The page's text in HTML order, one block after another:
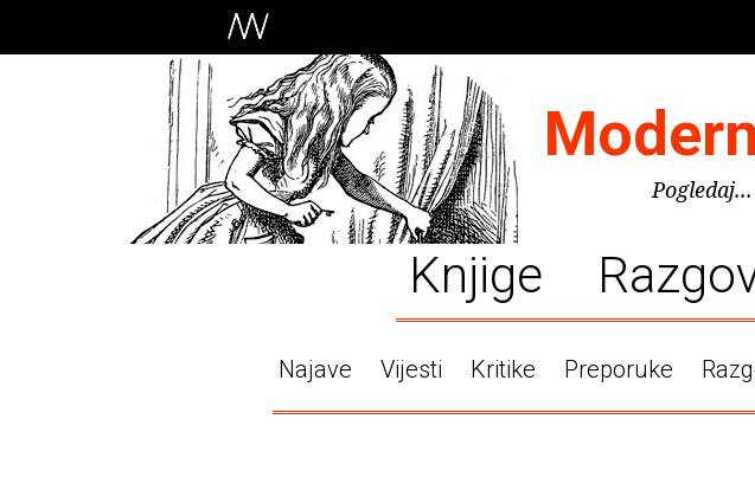
Knjige
Najave Vijesti Kritike Preporuke